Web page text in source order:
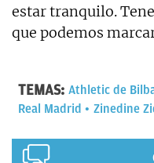
estar tranquilo.
que podemos
TEMAS: Athletic de
Real Madrid
Zinedine